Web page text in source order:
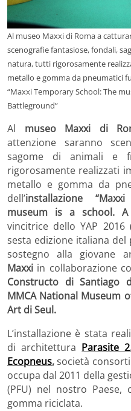
Al museo Maxxi di Roma a
scenografie fantasiose, fondali,
natura, tutti rigorosamente
metallo e gomma da pneumatici
“Maxxi Temporary School: The
Battleground”
Al museo Maxxi di
attenzione saranno
sagome di animali e
rigorosamente realizzati
metallo e gomma da
dell’installazione
museum is a school.
vincitrice dello YAP 2016
sesta edizione italiana
sostegno alla giovane
Maxxi in collaborazione
Constructo di Santiago
MMCA National Museum
Art di Seul.
L’installazione è stata
di architettura Parasite
Ecopneus,società
occupa dal 2011 della
(PFU) nel nostro
gomma riciclata.